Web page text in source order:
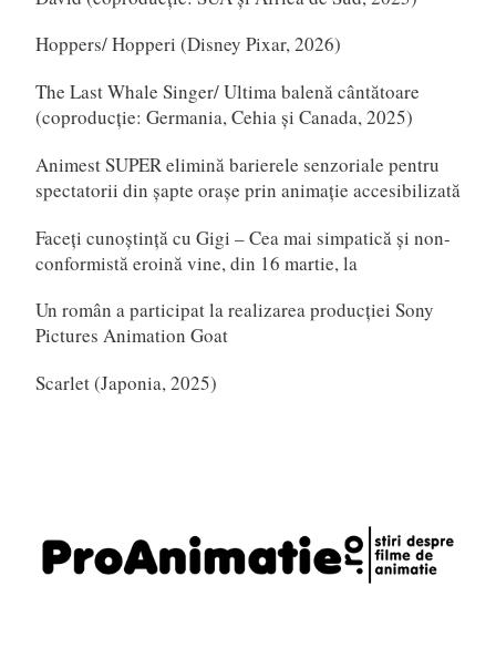
Hoppers/ Hopperi (Disney Pixar, 2026)
The Last Whale Singer/ Ultima balenă cântătoare
(coproducție: Germania, Cehia și Canada, 2025)
Animest SUPER elimină barierele senzoriale pentru
spectatorii din șapte orașe prin animație accesibilizată
Faceți cunoștință cu Gigi – Cea mai simpatică și non-
conformistă eroină vine, din 16 martie, la
Un român a participat la realizarea producției Sony
Pictures Animation Goat
Scarlet (Japonia, 2025)